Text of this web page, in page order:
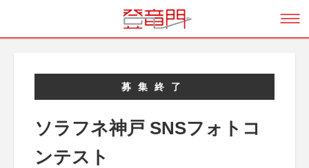
募集終了
ソラフネ神戸 SNSフォトコ
ンテスト